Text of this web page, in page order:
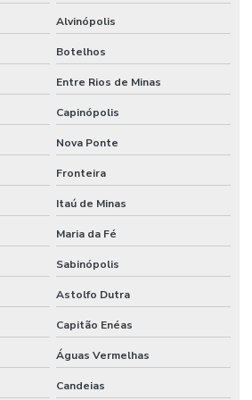
elétrica
Manutenção Preventiva
engenharia
manutenção
Alvinópolis
Botelhos
Entre Rios de Minas
Capinópolis
Nova Ponte
Fronteira
Itaú de Minas
Maria da Fé
Sabinópolis
Astolfo Dutra
Capitão Enéas
Águas Vermelhas
Candeias